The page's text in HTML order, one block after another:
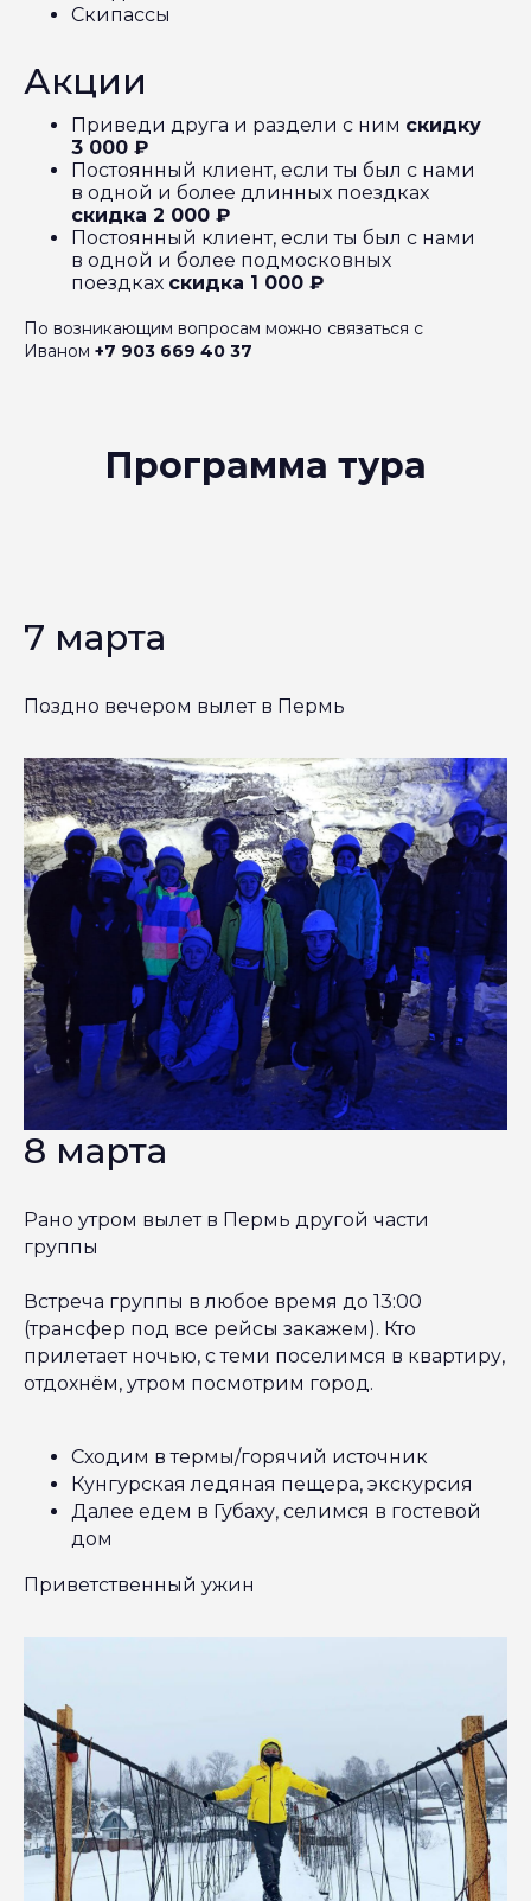
Скипассы
Акции
Приведи друга и раздели с ним скидку
3 000 ₽
Постоянный клиент, если ты был с нами
в одной и более длинных поездках
скидка 2 000 ₽
Постоянный клиент, если ты был с нами
в одной и более подмосковных
поездках скидка 1 000 ₽
По возникающим вопросам можно связаться с
Иваном +7 903 669 40 37
Программа тура
7 марта
Поздно вечером вылет в Пермь
8 марта
Рано утром вылет в Пермь другой части
группы
Встреча группы в любое время до 13:00
(трансфер под все рейсы закажем). Кто
прилетает ночью, с теми поселимся в квартиру,
отдохнём, утром посмотрим город.
Сходим в термы/горячий источник
Кунгурская ледяная пещера, экскурсия
Далее едем в Губаху, селимся в гостевой
дом
Приветственный ужин